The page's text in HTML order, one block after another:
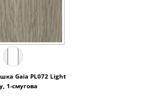
Gaia PL072 Light
1-смугова